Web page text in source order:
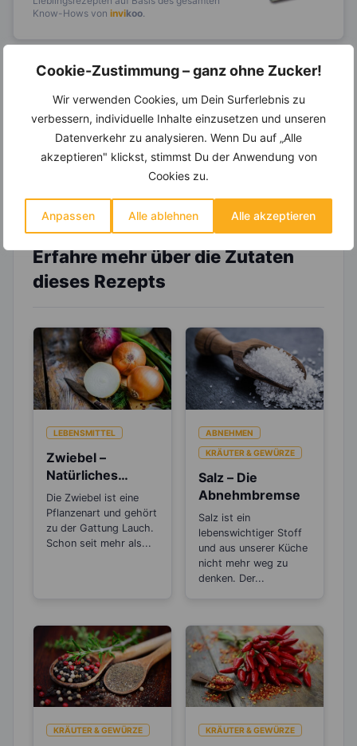
Cookie-Zustimmung – ganz ohne Zucker!
Wir verwenden Cookies, um Dein Surferlebnis zu
verbessern, individuelle Inhalte einzusetzen und unseren
Datenverkehr zu analysieren. Wenn Du auf „Alle
akzeptieren" klickst, stimmst Du der Anwendung von
Cookies zu.
Anpassen Alle ablehnen Alle akzeptieren
Know-Hows von invikoo
Wochenplaner,dynamische
Einkaufsliste und noch mehr?
Entdecke die invi koo
-Mitgliedschaft und erhalte
viele hilfreiche und zeitsparende Möglichkeiten,
um Deine Ernährung optimal zu gestalten.
Erfahre mehr über die Zutaten
dieses Rezepts
LEBENSMITTEL
Zwiebel –
Natürliches
Antibiotikum und
„Wunder“-
Heilmittel
Die Zwiebel ist eine
Pflanzenart und gehört
zu der Gattung Lauch.
Schon seit mehr als...
ABNEHMEN
KRÄUTER & GEWÜRZE
Salz – Die
Abnehmbremse
Salz ist ein
lebenswichtiger Stoff
und aus unserer Küche
nicht mehr weg zu
denken. Der...
KRÄUTER & GEWÜRZE KRÄUTER & GEWÜRZE